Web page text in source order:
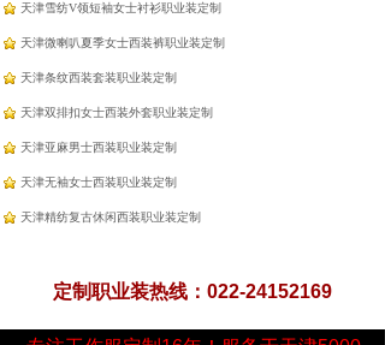
天津雪纺V领短袖女士衬衫职业装定制
天津微喇叭夏季女士西装裤职业装定制
天津条纹西装套装职业装定制
天津双排扣女士西装外套职业装定制
天津亚麻男士西装职业装定制
天津无袖女士西装职业装定制
天津精纺复古休闲西装职业装定制
定制职业装热线：022-24152169